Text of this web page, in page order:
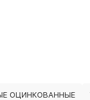
ОЦИНКОВАННЫЕ